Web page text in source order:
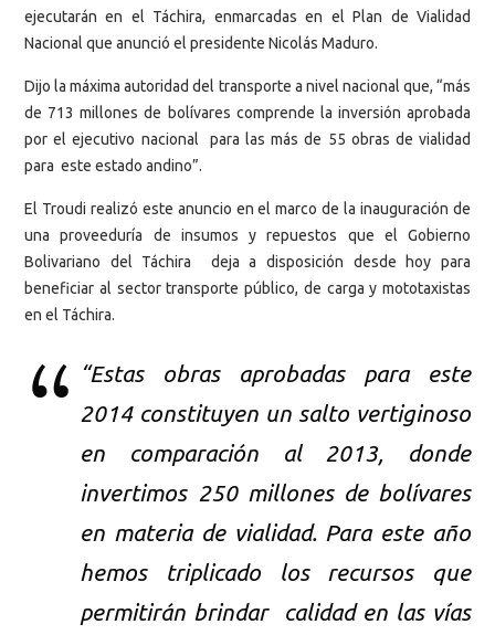
ejecutarán en el Táchira, enmarcadas en el Plan de Vialidad
Nacional que anunció el presidente Nicolás Maduro.
Dijo la máxima autoridad del transporte a nivel nacional que, “más
de 713 millones de bolívares comprende la inversión aprobada
por el ejecutivo nacional para las más de 55 obras de vialidad
para este estado andino”.
El Troudi realizó este anuncio en el marco de la inauguración de
una proveeduría de insumos y repuestos que el Gobierno
Bolivariano del Táchira deja a disposición desde hoy para
beneficiar al sector transporte público, de carga y mototaxistas
en el Táchira.
“Estas obras aprobadas para este
2014 constituyen un salto vertiginoso
en comparación al 2013, donde
invertimos 250 millones de bolívares
en materia de vialidad. Para este año
hemos triplicado los recursos que
permitirán brindar calidad en las vías